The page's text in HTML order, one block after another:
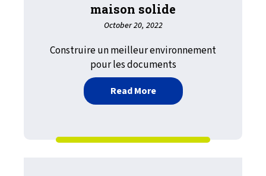
maison solide
October 20, 2022
Construire un meilleur environnement
pour les documents
Read Moreabout De bons